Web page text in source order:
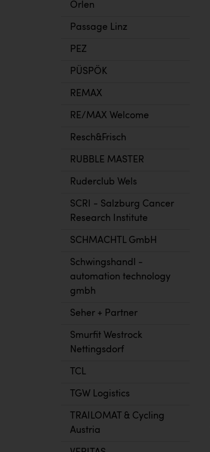
Orlen
Passage Linz
PEZ
PÜSPÖK
REMAX
RE/MAX Welcome
Resch&Frisch
RUBBLE MASTER
Ruderclub Wels
SCRI - Salzburg Cancer
Research Institute
SCHMACHTL GmbH
Schwingshandl -
automation technology
gmbh
Seher + Partner
Smurfit Westrock
Nettingsdorf
TCL
TGW Logistics
TRAILOMAT & Cycling
Austria